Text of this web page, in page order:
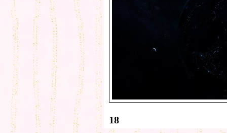
18